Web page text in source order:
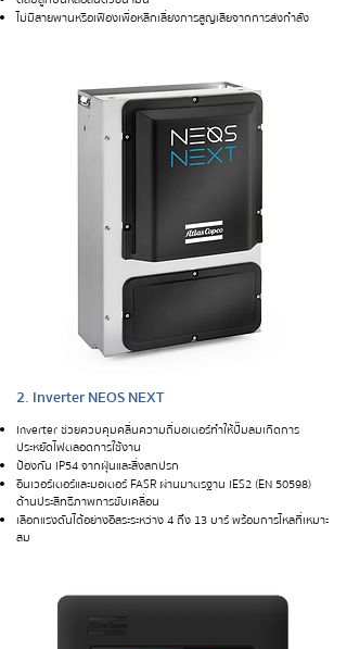
ไม่มีสายพานหรือเฟืองเพื่อหลีกเลี่ยงการสูญเสียจากการส่งกำลัง
2. Inverter NEOS NEXT
Inverter ช่วยควบคุมคลื่นความถี่มอเตอร์ทำให้ปั๊มลมเกิดการ
ประหยัดไฟตลอดการใช้งาน
ป้องกัน IP54 จากฝุ่นและสิ่งสกปรก
อินเวอร์เตอร์และมอเตอร์ FASR ผ่านมาตรฐาน IES2 (EN 50598)
ด้านประสิทธิภาพการขับเคลื่อน
เลือกแรงดันได้อย่างอิสระระหว่าง 4 ถึง 13 บาร์ พร้อมการไหลที่เหมาะ
สม